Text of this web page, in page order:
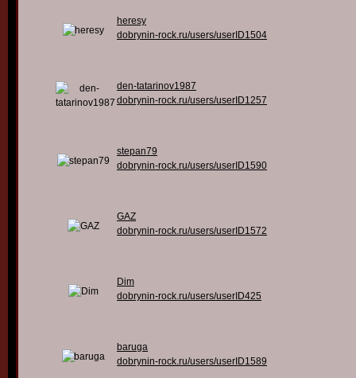
heresy
dobrynin-rock.ru/users/userID1504
den-tatarinov1987
dobrynin-rock.ru/users/userID1257
stepan79
dobrynin-rock.ru/users/userID1590
GAZ
dobrynin-rock.ru/users/userID1572
Dim
dobrynin-rock.ru/users/userID425
baruga
dobrynin-rock.ru/users/userID1589